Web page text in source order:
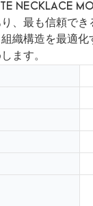
NECKLACE
、最も信頼で
織構造を最適
ます。